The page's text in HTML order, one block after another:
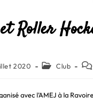
Roller
2020
Post Club
avec l’AMEJ à la